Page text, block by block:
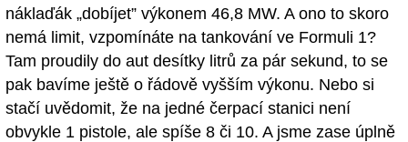
náklaďák „dobíjet” výkonem 46,8 MW. A ono to skoro
nemá limit, vzpomínáte na tankování ve Formuli 1?
Tam proudily do aut desítky litrů za pár sekund, to se
pak bavíme ještě o řádově vyšším výkonu. Nebo si
stačí uvědomit, že na jedné čerpací stanici není
obvykle 1 pistole, ale spíše 8 či 10. A jsme zase úplně